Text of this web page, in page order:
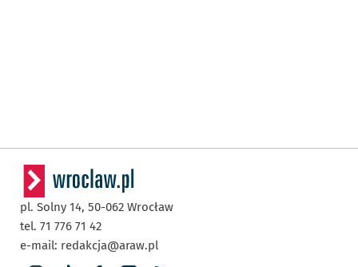
pl. Solny 14, 50-062 Wrocław
tel. 71 776 71 42
e-mail: redakcja@araw.pl